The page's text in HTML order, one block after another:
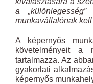
a
munkavállalónak
A képernyős
követelményeit a
tartalmazza. Az
gyakorlati
képernyős